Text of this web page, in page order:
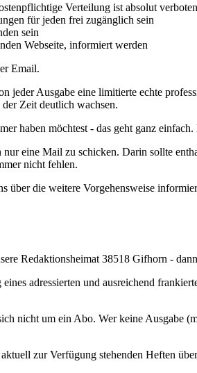
Verteilung ist absolut verboten
für jeden frei zugänglich sein
sein
Webseite, informiert werden
Email.
Ausgabe eine limitierte echte
Zeit deutlich wachsen.
haben möchtest - das geht ganz
eine Mail zu schicken. Darin sollte
nicht fehlen.
über die weitere Vorgehensweise
Redaktionsheimat 38518 Gifhorn -
adressierten und ausreichend
nicht um ein Abo. Wer keine
zur Verfügung stehenden Heften